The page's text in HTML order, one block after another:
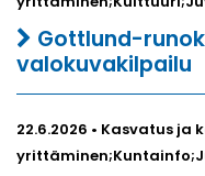
Gottlund-
valokuvakilpailu
22.6.2026 • Kasvatus ja